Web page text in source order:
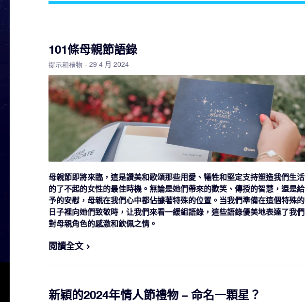
101條母親節語錄
提示和禮物 - 29 4 月 2024
母親節即將來臨，這是讚美和歌頌那些用愛、犧牲和堅定支持塑造我們生活
的了不起的女性的最佳時機。無論是她們帶來的歡笑、傳授的智慧，還是給
予的安慰，母親在我們心中都佔據著特殊的位置。当我們準備在這個特殊的
日子裡向她們致敬時，让我們來看一緩組語錄，這些語錄優美地表達了我們
對母親角色的感激和欽佩之情。
閱讀全文
新穎的2024年情人節禮物 – 命名一顆星？